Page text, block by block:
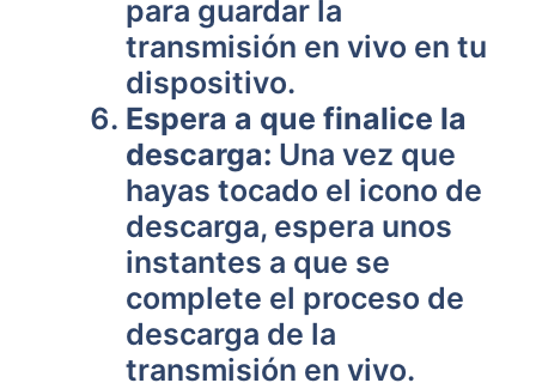
para guardar la
transmisión en vivo en tu
dispositivo.
Espera a que finalice la
descarga: Una vez que
hayas tocado el icono de
descarga, espera unos
instantes a que se
complete el proceso de
descarga de la
transmisión en vivo.